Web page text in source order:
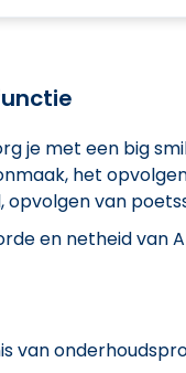
je met een big
het
van
en netheid van
van